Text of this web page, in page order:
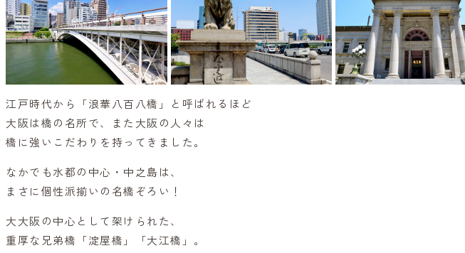
江戸時代から「浪華八百八橋」と呼ばれるほど
大阪は橋の名所で、また大阪の人々は
橋に強いこだわりを持ってきました。
なかでも水都の中心・中之島は、
まさに個性派揃いの名橋ぞろい！
大大阪の中心として架けられた、
重厚な兄弟橋「淀屋橋」「大江橋」。